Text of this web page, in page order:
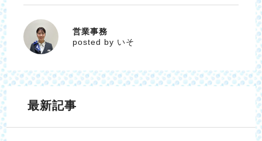
いそ
営業事務
posted by いそ
最新記事